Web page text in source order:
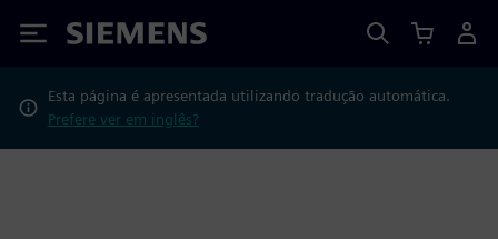
Siemens
Esta página é apresentada utilizando tradução automática.
Prefere ver em inglês?